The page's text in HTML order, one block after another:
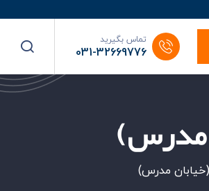
تماس بگیرید
031-32669776
مدرس)
مدرس)